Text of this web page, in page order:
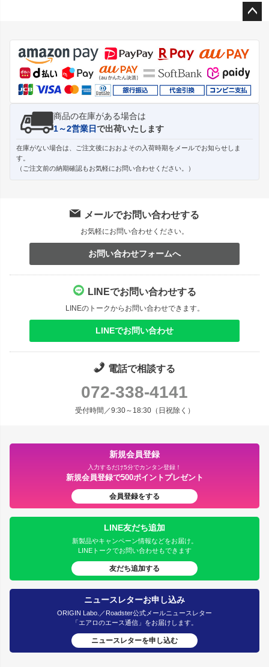
ジト
ップ
へ
商品の在庫がある場合は
1～2営業日で出荷いたします
在庫がない場合は、ご注文後におおよその入荷時期をメールでお知らせしま
す。
（ご注文前の納期確認もお気軽にお問い合わせください。）
メールでお問い合わせする
お気軽にお問い合わせください。
お問い合わせフォームへ
LINEでお問い合わせする
LINEのトークからお問い合わせできます。
LINEでお問い合わせ
電話で相談する
072-338-4141
受付時間／9:30～18:30（日祝除く）
新規会員登録
入力するだけ5分でカンタン登録！
新規会員登録で500ポイントプレゼント
会員登録をする
LINE友だち追加
新製品やキャンペーン情報などをお届け。
LINEトークでお問い合わせもできます
友だち追加する
ニュースレターお申し込み
ORIGIN Labo.／Roadster公式メールニュースレター
「エアロのエース通信」をお届けします。
ニュースレターを申し込む